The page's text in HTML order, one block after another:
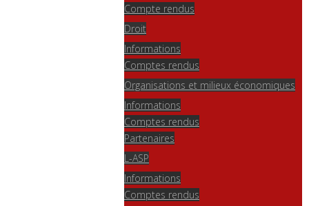
Compte rendus
Droit
Informations
Comptes rendus
Organisations et milieux économiques
Informations
Comptes rendus
Partenaires
L-ASP
Informations
Comptes rendus